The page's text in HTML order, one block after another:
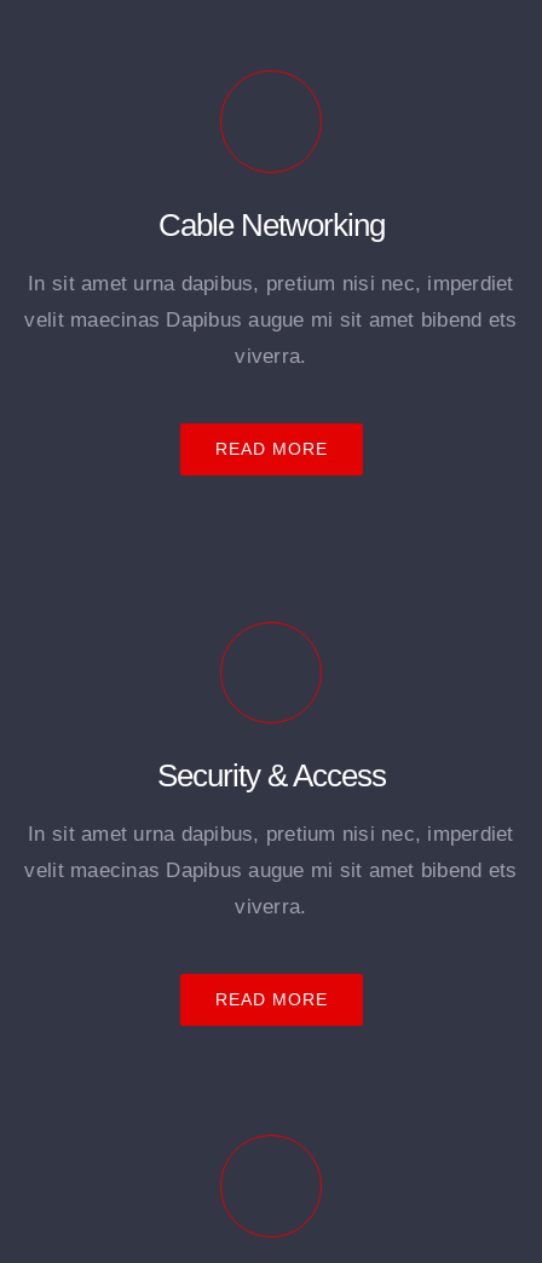
Cable Networking
In sit amet urna dapibus, pretium nisi nec, imperdiet
velit maecinas Dapibus augue mi sit amet bibend ets
viverra.
READ MORE
Security & Access
In sit amet urna dapibus, pretium nisi nec, imperdiet
velit maecinas Dapibus augue mi sit amet bibend ets
viverra.
READ MORE